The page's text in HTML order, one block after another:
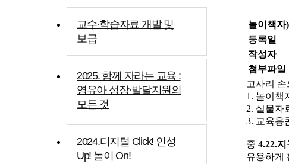
교수·학습자료 개발 및
보급
2025. 함께 자라는 교육 :
영유아 성장·발달지원의
모든 것
2024.디지털 Click! 인성
Up! 놀이 On!
놀이책자
등록일
작성자
첨부파일
고사리
1. 놀이책
2. 실물자
3. 교육용
중 4.22.
유용하게